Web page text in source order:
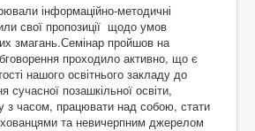
інформаційно-методичні
свої пропозиції щодо умов
змагань.Семінар пройшов на
проходило активно, що є
нашого освітнього закладу до
сучасної позашкільної освіти,
з часом, працювати над собою, стати
та невичерпним джерелом